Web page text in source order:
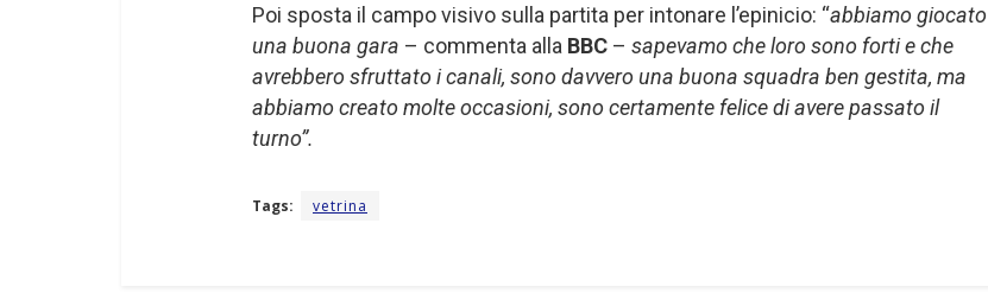
Poi sposta il campo visivo sulla partita per intonare l’epinicio: “abbiamo giocato
una buona gara – commenta alla BBC – sapevamo che loro sono forti e che
avrebbero sfruttato i canali, sono davvero una buona squadra ben gestita, ma
abbiamo creato molte occasioni, sono certamente felice di avere passato il
turno”.
Tags: vetrina